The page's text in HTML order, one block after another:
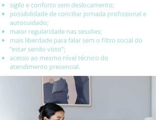
sigilo e conforto sem deslocamento;
possibilidade de conciliar jornada profissional e
autocuidado;
maior regularidade nas sessões;
mais liberdade para falar sem o filtro social do
“estar sendo visto”;
acesso ao mesmo nível técnico do
atendimento presencial.